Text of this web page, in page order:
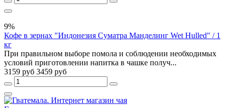
9%
Кофе в зернах "Индонезия Суматра Манделинг Wet Hulled" / 1
кг
При правильном выборе помола и соблюдении необходимых
условий приготовлении напитка в чашке получ...
3159 руб 3459 руб